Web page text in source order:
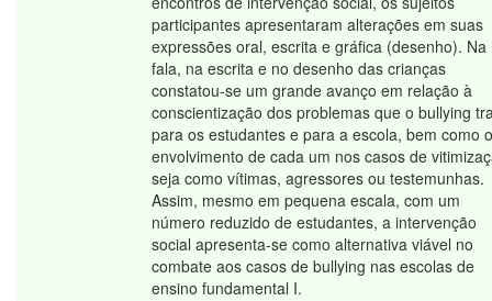
participantes apresentaram alterações em suas
expressões oral, escrita e gráfica (desenho). Na
fala, na escrita e no desenho das crianças
constatou-se um grande avanço em relação à
conscientização dos problemas que o bullying
para os estudantes e para a escola, bem como o
envolvimento de cada um nos casos de
seja como vítimas, agressores ou testemunhas.
Assim, mesmo em pequena escala, com um
número reduzido de estudantes, a intervenção
social apresenta-se como alternativa viável no
combate aos casos de bullying nas escolas de
ensino fundamental I.